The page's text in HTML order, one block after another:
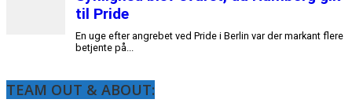
til Pride
En uge efter angrebet ved Pride i Berlin var der markant flere
betjente på...
TEAM OUT & ABOUT: